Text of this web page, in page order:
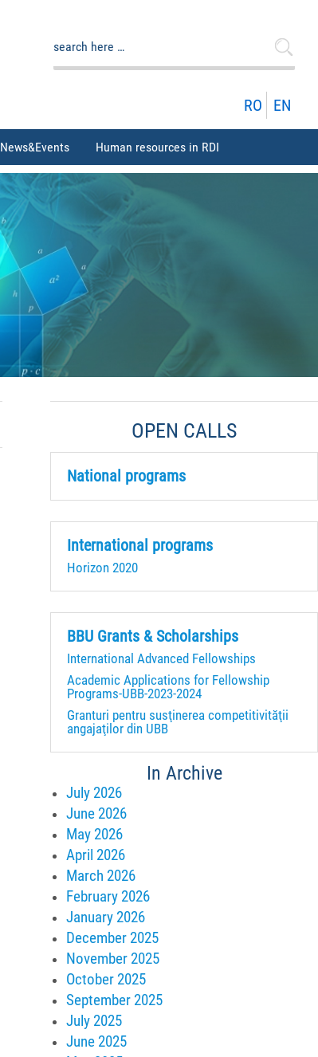
RO EN
News&Events Human resources in RDI
OPEN CALLS
National programs
International programs
Horizon 2020
BBU Grants & Scholarships
International Advanced Fellowships
Academic Applications for Fellowship
Programs-UBB-2023-2024
Granturi pentru susţinerea competitivităţii
angajaţilor din UBB
In Archive
July 2026
June 2026
May 2026
April 2026
March 2026
February 2026
January 2026
December 2025
November 2025
October 2025
September 2025
July 2025
June 2025